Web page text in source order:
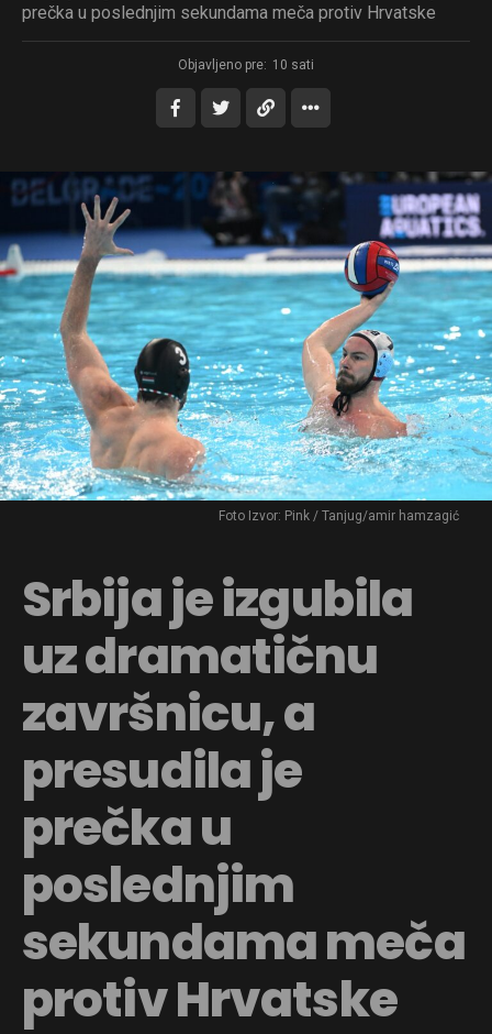
prečka u poslednjim sekundama meča protiv Hrvatske
Objavljeno pre: 10 sati
Foto Izvor: Pink / Tanjug/amir hamzagić
Srbija je izgubila
uz dramatičnu
završnicu, a
presudila je
prečka u
poslednjim
sekundama meča
protiv Hrvatske